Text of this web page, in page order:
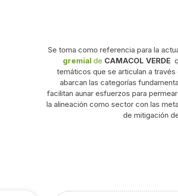
Se toma como referencia para la
gremial de CAMACOL VERDE
temáticos que se articulan a través
abarcan las categorías
facilitan aunar esfuerzos para
la alineación como sector con las
de mitigación